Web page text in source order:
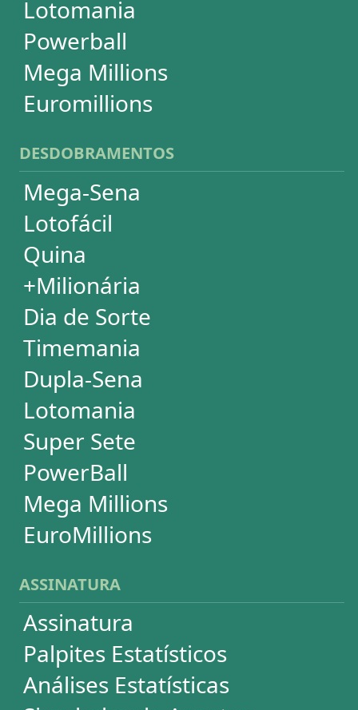
EuroMillions
ASSINATURA
Assinatura
Análises Estatísticas
Simulador de Apostas
Conferidor de Apostas
Desdobramentos Especiais
Impressão de Volantes
SUPORTE
Idioma
Dúvidas
Termos de Uso
Privacidade
Fale conosco